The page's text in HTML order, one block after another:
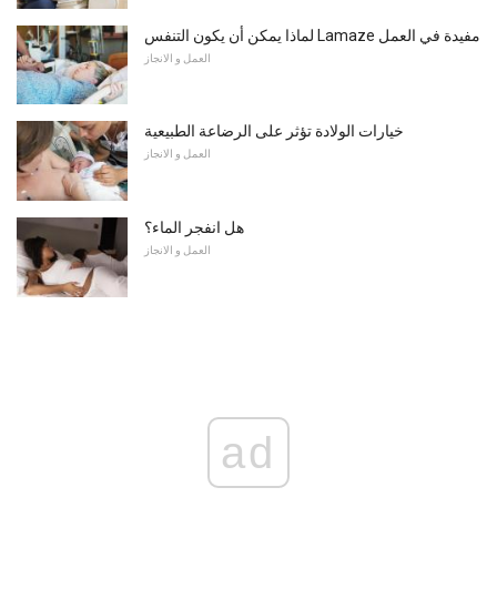
لماذا يمكن أن يكون التنفس Lamaze مفيدة في العمل
العمل و الانجاز
خيارات الولادة تؤثر على الرضاعة الطبيعية
العمل و الانجاز
هل انفجر الماء؟
العمل و الانجاز
ad